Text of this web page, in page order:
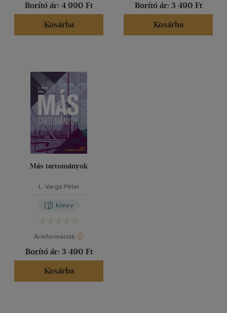
Borító ár: 4 990 Ft
Kosárba
Borító ár: 3 490 Ft
Kosárba
Más tartományok
L. Varga Péter
Könyv
Árinformációk
Borító ár: 3 490 Ft
Kosárba